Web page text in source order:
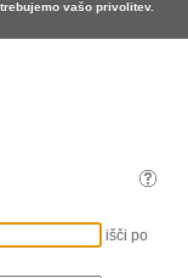
vašo privolitev.
išči po